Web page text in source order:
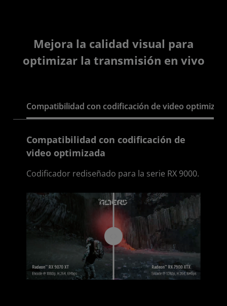
Mejora la calidad visual para
optimizar la transmisión en vivo
Compatibilidad con codificación de video
Compatibilidad con codificación de
video optimizada
Codificador rediseñado para la serie RX 9000.